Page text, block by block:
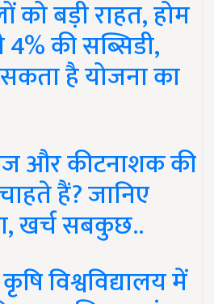
को बड़ी राहत, होम
की सब्सिडी,
है योजना का
और कीटनाशक की
हैं? जानिए
खर्च सबकुछ..
विश्वविद्यालय में